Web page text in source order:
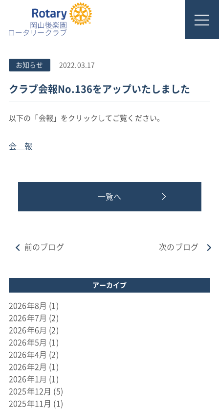
お知らせ 2022.03.17
クラブ会報No.136をアップいたしました
以下の「会報」をクリックしてご覧ください。
会 報
一覧へ
前のブログ 次のブログ
アーカイブ
2026年8月 (1)
2026年7月 (2)
2026年6月 (2)
2026年5月 (1)
2026年4月 (2)
2026年2月 (1)
2026年1月 (1)
2025年12月 (5)
2025年11月 (1)